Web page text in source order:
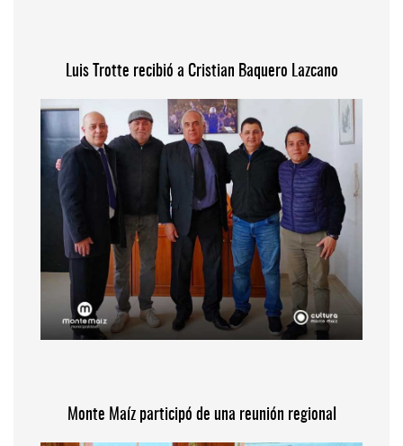
Luis Trotte recibió a Cristian Baquero Lazcano
Monte Maíz participó de una reunión regional